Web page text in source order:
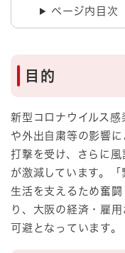
ページ内目次
目的
新型コロナウイルス
や外出自粛等の影響
打撃を受け、さらに
が激減しています。
生活を支えるため奮
り、大阪の経済・雇
可避となっています。